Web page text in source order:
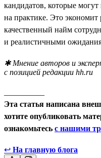
кандидатов, которые
на практике. Это экономит
качественный найм
и реалистичными
✱ Мнение авторов и
с позицией редакции hh.ru
Эта статья написана
хотите опубликовать
ознакомьтесь с нашими
↩ На главную блога